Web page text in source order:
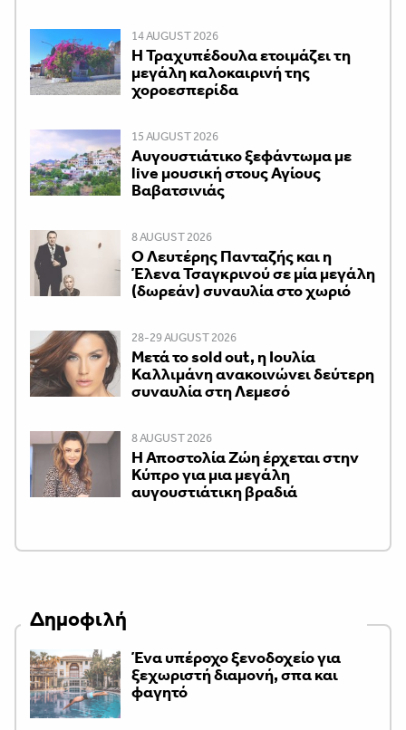
14 AUGUST 2026
Η Τραχυπέδουλα ετοιμάζει τη
μεγάλη καλοκαιρινή της
χοροεσπερίδα
15 AUGUST 2026
Αυγουστιάτικο ξεφάντωμα με
live μουσική στους Αγίους
Βαβατσινιάς
8 AUGUST 2026
Ο Λευτέρης Πανταζής και η
Έλενα Τσαγκρινού σε μία μεγάλη
(δωρεάν) συναυλία στο χωριό
28-29 AUGUST 2026
Μετά το sold out, η Ιουλία
Καλλιμάνη ανακοινώνει δεύτερη
συναυλία στη Λεμεσό
8 AUGUST 2026
Η Αποστολία Ζώη έρχεται στην
Κύπρο για μια μεγάλη
αυγουστιάτικη βραδιά
Δημοφιλή
Ένα υπέροχο ξενοδοχείο για
ξεχωριστή διαμονή, σπα και
φαγητό